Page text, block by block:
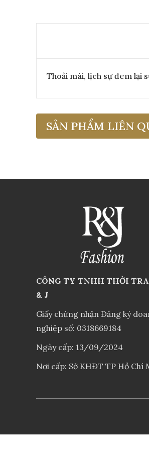
Thoải mái, lịch sự đem lại
SẢN PHẨM LIÊN
CÔNG TY TNHH THỜI
& J
Giấy chứng nhận Đăng ký
nghiệp số: 0318669184
Ngày cấp: 13/09/2024
Nơi cấp: Sở KHĐT TP Hồ Chí